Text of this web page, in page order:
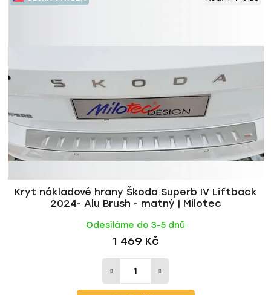
Kryt nákladové hrany Škoda Superb IV Liftback
2024- Alu Brush - matný | Milotec
Odesíláme do 3-5 dnů
1 469 Kč